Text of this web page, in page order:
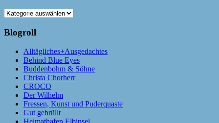
Kategorien
Blogroll
Alltägliches+Ausgedachtes
Behind Blue Eyes
Buddenbohm & Söhne
Christa Chorherr
CROCO
Der Wilhelm
Fressen, Kunst und Puderquaste
Gut gebrüllt
Heimathafen Elbinsel